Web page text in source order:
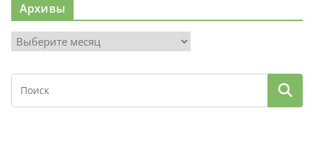
Архивы
х
в